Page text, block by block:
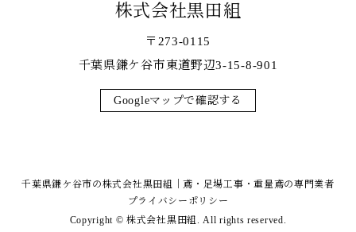
株式会社黒田組
〒273-0115
千葉県鎌ケ谷市東道野辺3-15-8-901
Googleマップで確認する
千葉県鎌ケ谷市の株式会社黒田組｜鳶・足場工事・重量鳶の専門業者
プライバシーポリシー
Copyright © 株式会社黒田組. All rights reserved.